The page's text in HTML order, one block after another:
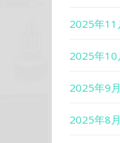
2025年11
2025年10
2025年9月
2025年8月